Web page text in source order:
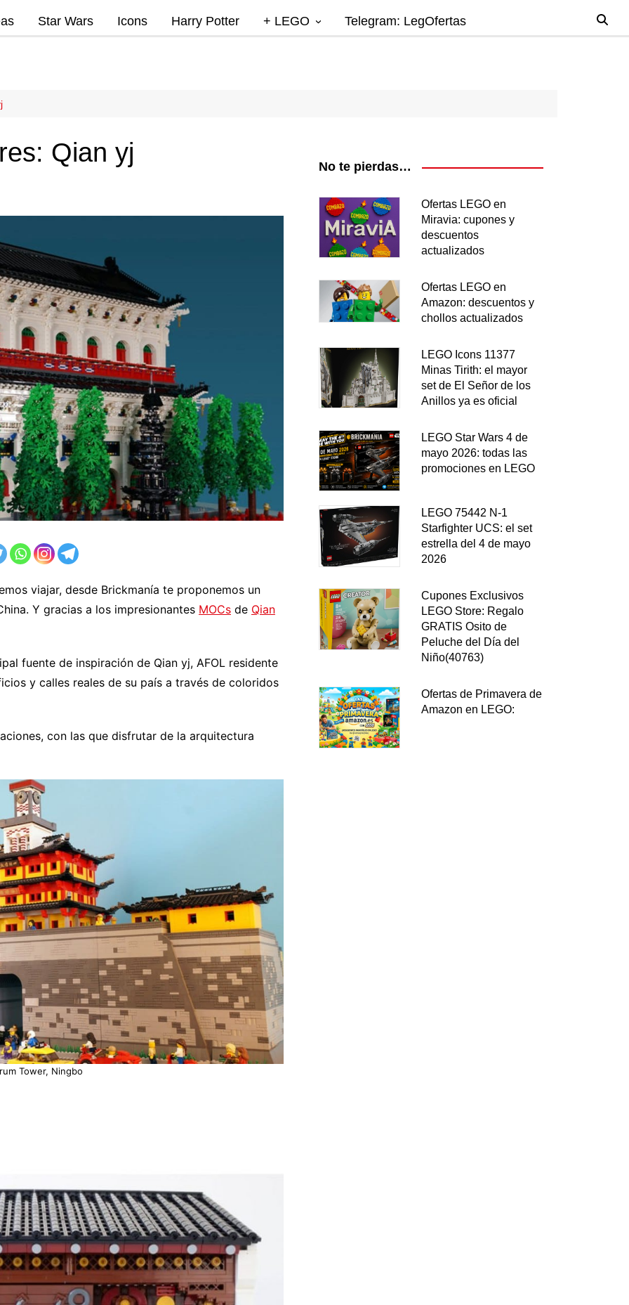
Star Wars Icons Harry Potter + LEGO
Promociones
Telegram: LegOfertas
Qian yj
viajar, desde Brickmanía te proponemos un
Y gracias a los impresionantes MOCs de Qian
fuente de inspiración de Qian yj, AFOL residente
y calles reales de su país a través de coloridos
con las que disfrutar de la arquitectura
Tower, Ningbo
No te pierdas…
Ofertas LEGO en
Miravia: cupones y
descuentos
actualizados
Ofertas LEGO en
Amazon: descuentos y
chollos actualizados
LEGO Icons 11377
Minas Tirith: el mayor
set de El Señor de los
Anillos ya es oficial
LEGO Star Wars 4 de
mayo 2026: todas las
promociones en LEGO
LEGO 75442 N-1
Starfighter UCS: el set
estrella del 4 de mayo
2026
Cupones Exclusivos
LEGO Store: Regalo
GRATIS Osito de
Peluche del Día del
Niño(40763)
Ofertas de Primavera de
Amazon en LEGO: